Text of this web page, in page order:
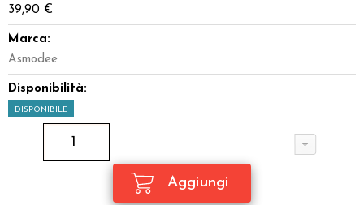
39,90 €
Marca:
Asmodee
Disponibilità:
DISPONIBILE